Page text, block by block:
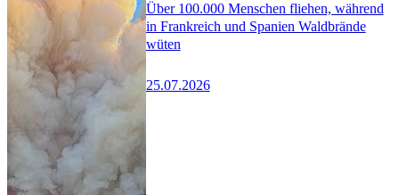
Über 100.000 Menschen fliehen, während
in Frankreich und Spanien Waldbrände
wüten
25.07.2026